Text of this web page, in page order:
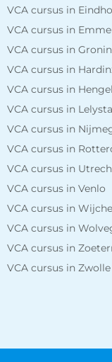
VCA cursus in
VCA cursus in
VCA cursus in
VCA cursus in
VCA cursus in
VCA cursus in
VCA cursus in
VCA cursus in
VCA cursus in
VCA cursus in Venlo
VCA cursus in
VCA cursus in
VCA cursus in
VCA cursus in Zwolle